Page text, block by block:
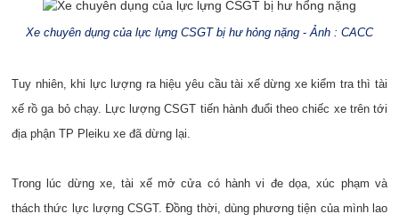
Xe chuyên dụng của lực lựng CSGT bị hư hỏng nặng - Ảnh : CACC
Tuy nhiên, khi lực lượng ra hiệu yêu cầu tài xế dừng xe kiểm tra thì tài
xế rồ ga bỏ chạy. Lực lượng CSGT tiến hành đuổi theo chiếc xe trên tới
địa phận TP Pleiku xe đã dừng lại.
Trong lúc dừng xe, tài xế mở cửa có hành vi đe dọa, xúc phạm và
thách thức lực lượng CSGT. Đồng thời, dùng phương tiện của mình lao